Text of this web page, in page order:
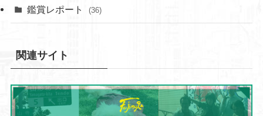
鑑賞レポート (36)
関連サイト